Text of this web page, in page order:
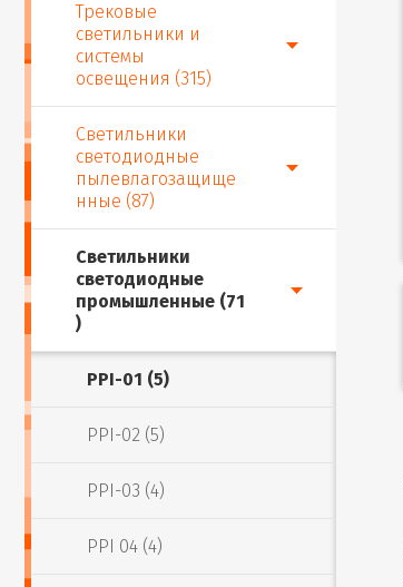
Трековые
светильники и
системы
освещения (315)
Светильники
светодиодные
пылевлагозащище
нные (87)
Светильники
светодиодные
промышленные (71
)
PPI-01 (5)
PPI-02 (5)
PPI-03 (4)
PPI 04 (4)